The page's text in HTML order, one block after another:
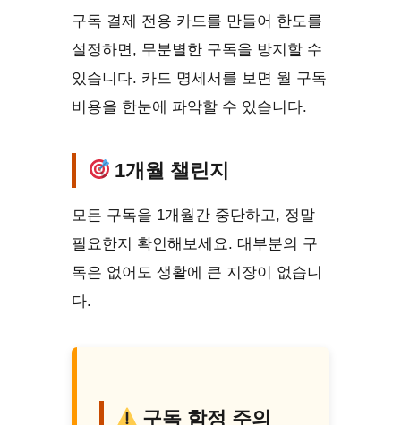
구독 결제 전용 카드를 만들어 한도를
설정하면, 무분별한 구독을 방지할 수
있습니다. 카드 명세서를 보면 월 구독
비용을 한눈에 파악할 수 있습니다.
1개월 챌린지
모든 구독을 1개월간 중단하고, 정말
필요한지 확인해보세요. 대부분의 구
독은 없어도 생활에 큰 지장이 없습니
다.
구독 함정 주의